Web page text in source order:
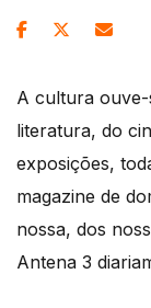
A cultura ouve-
literatura, do
exposições,
magazine de
nossa, dos
Antena 3